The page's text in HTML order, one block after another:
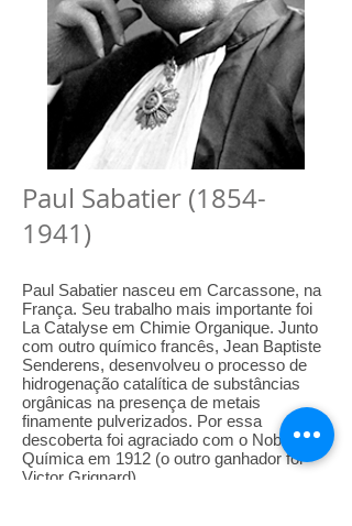
Paul Sabatier (1854-
1941)
Paul Sabatier nasceu em Carcassone, na
França. Seu trabalho mais importante foi
La Catalyse em Chimie Organique. Junto
com outro químico francês, Jean Baptiste
Senderens, desenvolveu o processo de
hidrogenação catalítica de substâncias
orgânicas na presença de metais
finamente pulverizados. Por essa
descoberta foi agraciado com o Nobel de
Química em 1912 (o outro ganhador foi
Victor Grignard).